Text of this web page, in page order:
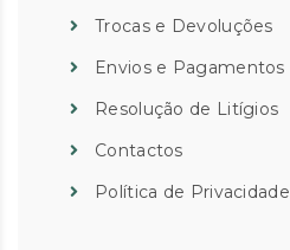
Trocas e Devoluções
Envios e Pagamentos
Resolução de Litígios
Contactos
Política de Privacidade